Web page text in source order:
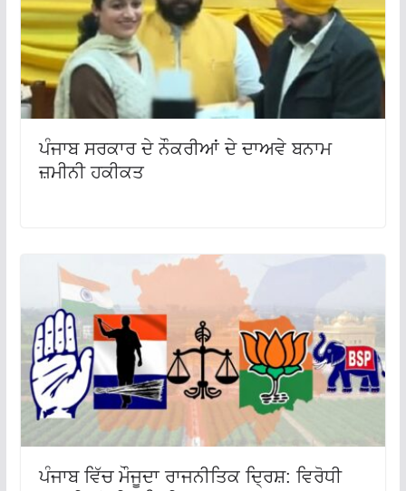
ਪੰਜਾਬ ਸਰਕਾਰ ਦੇ ਨੌਕਰੀਆਂ ਦੇ ਦਾਅਵੇ ਬਨਾਮ
ਜ਼ਮੀਨੀ ਹਕੀਕਤ
ਪੰਜਾਬ ਵਿੱਚ ਮੌਜੂਦਾ ਰਾਜਨੀਤਿਕ ਦ੍ਰਿਸ਼: ਵਿਰੋਧੀ